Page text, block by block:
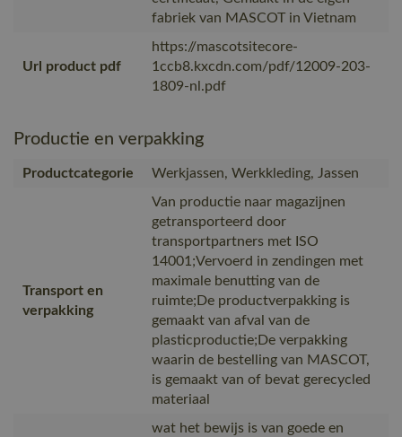
fabriek van MASCOT in Vietnam
Url product pdf
https://mascotsitecore-
1ccb8.kxcdn.com/pdf/12009-203-
1809-nl.pdf
Productie en verpakking
Productcategorie Werkjassen, Werkkleding, Jassen
Transport en
verpakking
Van productie naar magazijnen
getransporteerd door
transportpartners met ISO
14001;Vervoerd in zendingen met
maximale benutting van de
ruimte;De productverpakking is
gemaakt van afval van de
plasticproductie;De verpakking
waarin de bestelling van MASCOT,
is gemaakt van of bevat gerecycled
materiaal
wat het bewijs is van goede en